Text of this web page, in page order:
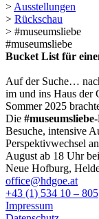
> Ausstellungen
> Rückschau
> #museumsliebe
#museumsliebe
Bucket List für
Auf der Suche…
im und ins Haus der
Sommer 2025
Die
Besuche, intensive
Perspektivwechsel
August ab 18 Uhr
Neue Hofburg,
office@hdgoe.at
+43 (1) 534 10 – 805
Impressum